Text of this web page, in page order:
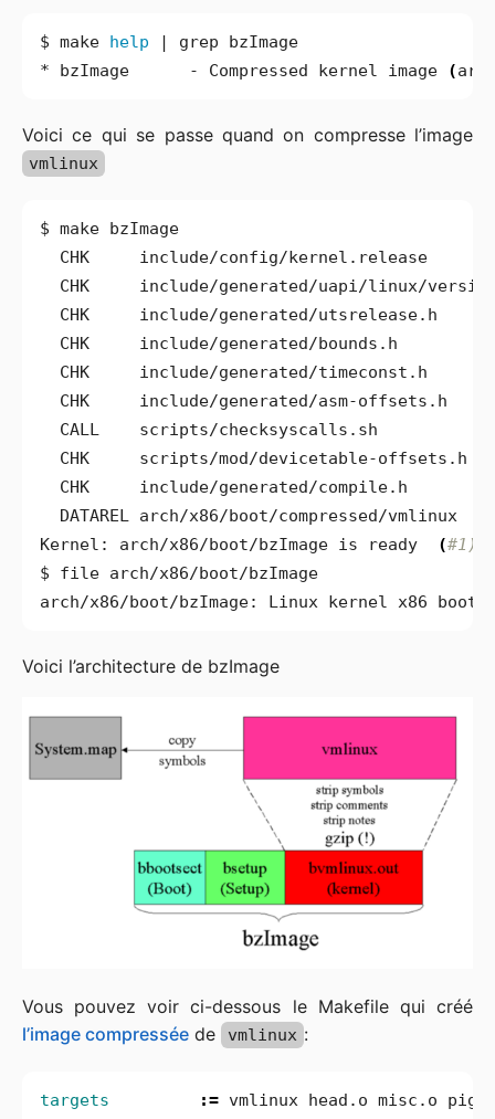
$ make help |
* bzImage      - Compressed kernel image
(
Voici ce qui se passe quand on compresse l’image
vmlinux
Kernel: arch/x86/boot/bzImage is ready
(#1)
arch/x86/boot/bzImage: Linux kernel x86
Voici l’architecture de bzImage
Vous pouvez voir ci-dessous le Makefile qui créé
l’image compressée de vmlinux :
targets
:=